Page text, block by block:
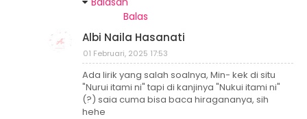
Balas
Albi Naila Hasanati
01 Februari, 2025 17:53
Ada lirik yang salah soalnya, Min- kek di situ
"Nurui itami ni" tapi di kanjinya "Nukui itami ni"
(?) saia cuma bisa baca hiragananya, sih
hehe